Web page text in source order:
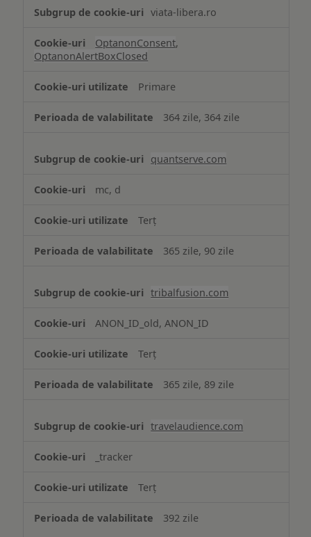
viata-libera.ro
OptanonConsent,
OptanonAlertBoxClosed
Primare
364 zile, 364 zile
quantserve.com
mc, d
Terț
365 zile, 90 zile
tribalfusion.com
ANON_ID_old, ANON_ID
Terț
365 zile, 89 zile
travelaudience.com
_tracker
Terț
392 zile